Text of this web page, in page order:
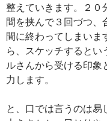
整えていきます。２０
間を挟んで３回づつ、
間に終わってしまいま
ら、スケッチすると
ルさんから受ける印象
力します。
と、口では言うのは